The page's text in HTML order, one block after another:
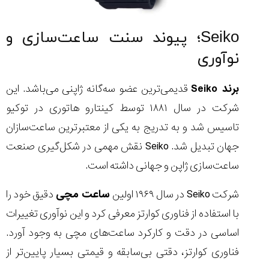
Seiko؛ پیوند سنت ساعت‌سازی و
نوآوری
برند Seiko
قدیمی‌ترین عضو سه‌گانه ژاپنی می‌باشد. این
شرکت در سال ۱۸۸۱ توسط کینتارو هاتوری در توکیو
تاسیس شد و به ‌تدریج به یکی از معتبرترین ساعت‌سازان
جهان تبدیل شد. Seiko نقش مهمی در شکل‌گیری صنعت
ساعت‌سازی ژاپن و جهانی داشته است.
شرکت Seiko در سال ۱۹۶۹ اولین
ساعت مچی دقیق خود را
با استفاده از فناوری کوارتز معرفی کرد و این نوآوری تغییرات
اساسی در دقت و کارکرد ساعت‌های مچی به وجود آورد.
فناوری کوارتز، دقتی بی‌سابقه و قیمتی بسیار پایین‌تر از